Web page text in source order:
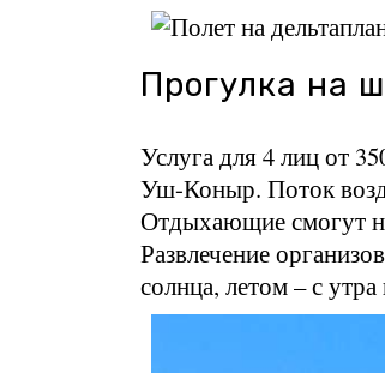
Прогулка на
Услуга для 4 лиц от
Уш-Коныр. Поток
Отдыхающие смогут
Развлечение
солнца, летом – с утра